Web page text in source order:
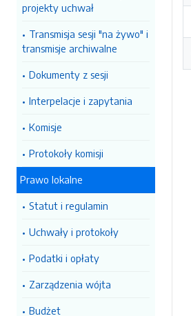
projekty uchwał
Transmisja sesji "na żywo" i
transmisje archiwalne
Dokumenty z sesji
Interpelacje i zapytania
Komisje
Protokoły komisji
Prawo lokalne
Statut i regulamin
Uchwały i protokoły
Podatki i opłaty
Zarządzenia wójta
Budżet